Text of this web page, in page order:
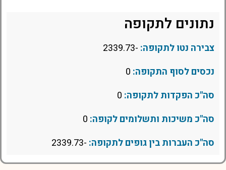
נתונים לתקופה
צבירה נטו לתקופה: -2339.73
נכסים לסוף התקופה:
סה"כ הפקדות לתקופה:
סה"כ משיכות ותשלומים לקופה:
סה"כ העברות בין גופים לתקופה: -2339.73